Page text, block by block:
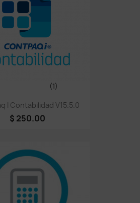
I Contabilidad V15.5.0
$ 250.00
(1)